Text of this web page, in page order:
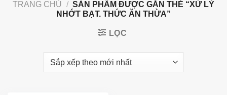
TRANG CHỦ / SẢN PHẨM ĐƯỢC GẮN THẺ “XỬ LÝ
NHỚT BẠT. THỨC ĂN THỪA”
LỌC